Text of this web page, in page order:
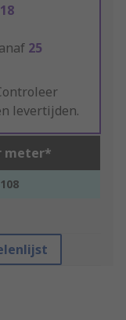
18
25
levertijden.
meter*